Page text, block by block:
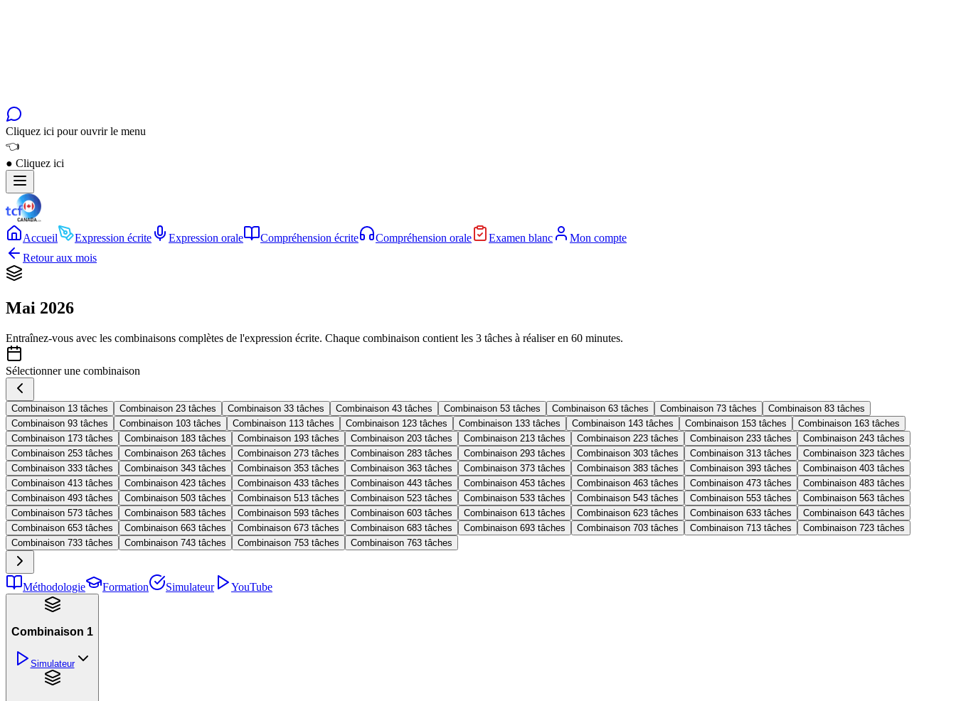
Cliquez ici pour ouvrir le menu
👈
● Cliquez ici
Accueil Expression écrite Expression orale Compréhension écrite Compréhension orale Examen blanc
Mon compte
Retour aux mois
Mai 2026
Entraînez-vous avec les combinaisons complètes de l'expression écrite. Chaque combinaison contient les 3 tâches à réaliser en 60 minutes.
Sélectionner une combinaison
Combinaison 1 3 tâches Combinaison 23 tâches Combinaison 33 tâches Combinaison 43 tâches Combinaison 53 tâches Combinaison 63 tâches Combinaison 73 tâches Combinaison 83 tâches
Combinaison 93 tâches Combinaison 103 tâches Combinaison 11 3 tâches Combinaison 123 tâches Combinaison 133 tâches Combinaison 143 tâches Combinaison 153 tâches Combinaison 163 tâches
Combinaison 173 tâches Combinaison 183 tâches Combinaison 193 tâches Combinaison 203 tâches Combinaison 21 3 tâches Combinaison 223 tâches Combinaison 233 tâches Combinaison 243 tâches
Combinaison 253 tâches Combinaison 263 tâches Combinaison 273 tâches Combinaison 283 tâches Combinaison 293 tâches Combinaison 303 tâches Combinaison 31 3 tâches Combinaison 323 tâches
Combinaison 333 tâches Combinaison 343 tâches Combinaison 353 tâches Combinaison 363 tâches Combinaison 373 tâches Combinaison 383 tâches Combinaison 393 tâches Combinaison 403 tâches
Combinaison 41 3 tâches Combinaison 423 tâches Combinaison 433 tâches Combinaison 443 tâches Combinaison 453 tâches Combinaison 463 tâches Combinaison 473 tâches Combinaison 483 tâches
Combinaison 493 tâches Combinaison 503 tâches Combinaison 51 3 tâches Combinaison 523 tâches Combinaison 533 tâches Combinaison 543 tâches Combinaison 553 tâches Combinaison 563 tâches
Combinaison 573 tâches Combinaison 583 tâches Combinaison 593 tâches Combinaison 603 tâches Combinaison 61 3 tâches Combinaison 623 tâches Combinaison 633 tâches Combinaison 643 tâches
Combinaison 653 tâches Combinaison 663 tâches Combinaison 673 tâches Combinaison 683 tâches Combinaison 693 tâches Combinaison 703 tâches Combinaison 71 3 tâches Combinaison 723 tâches
Combinaison 733 tâches Combinaison 743 tâches Combinaison 753 tâches Combinaison 763 tâches
Méthodologie Formation Simulateur YouTube
Combinaison 1
Simulateur